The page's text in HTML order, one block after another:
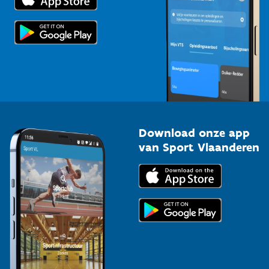
Topsporters
Download onze app
van Sport Vlaanderen